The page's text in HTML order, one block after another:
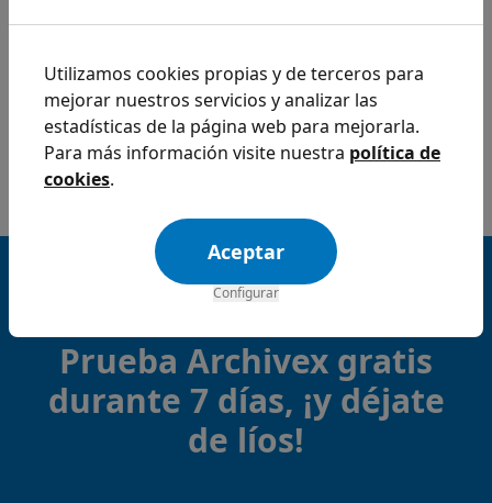
YouTube
4,9 estrellas en Google
Prueba Archivex gratis
durante 7 días, ¡y déjate
de líos!
Utilizamos cookies propias y de terceros para
mejorar nuestros servicios y analizar las
estadísticas de la página web para mejorarla.
Para más información visite nuestra política de
cookies.
Aceptar
Configurar